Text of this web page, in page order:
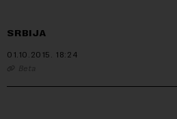
SRBIJA
01.10.2015. 18:24
Beta